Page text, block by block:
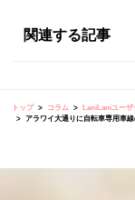
関連する記事
トップ コラム
LaniLaniユー
アラワイ大通りに自転車専用車